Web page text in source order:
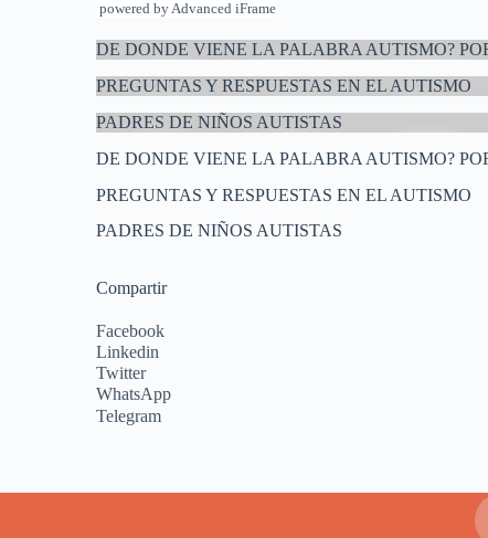
powered by Advanced iFrame
DE DONDE VIENE LA PALABRA AUTISMO?
PREGUNTAS Y RESPUESTAS EN EL AUTISMO
PADRES DE NIÑOS AUTISTAS
DE DONDE VIENE LA PALABRA AUTISMO?
PREGUNTAS Y RESPUESTAS EN EL AUTISMO
PADRES DE NIÑOS AUTISTAS
Compartir
Facebook
Linkedin
Twitter
WhatsApp
Telegram